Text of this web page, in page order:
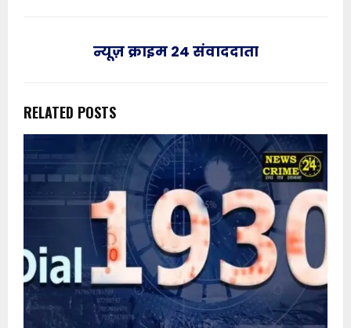
न्यूज़ क्राइम 24 संवाददाता
RELATED POSTS